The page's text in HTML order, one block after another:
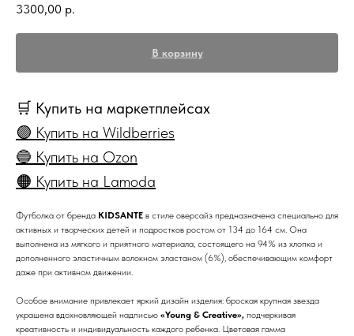
3300,00 р.
В корзину
🛒 Купить на маркетплейсах
🟣 Купить на Wildberries
🔵 Купить на Ozon
🟠 Купить на Lamoda
Футболка от бренда KIDSANTE в стиле оверсайз предназначена специально для
активных и творческих детей и подростков ростом от 134 до 164 см. Она
выполнена из мягкого и приятного материала, состоящего на 94% из хлопка и
дополненного эластичным волокном эластаном (6%), обеспечивающим комфорт
даже при активном движении.
Особое внимание привлекает яркий дизайн изделия: броская крупная звезда
украшена вдохновляющей надписью «Young & Creative», подчеркивая
креативность и индивидуальность каждого ребенка. Цветовая гамма